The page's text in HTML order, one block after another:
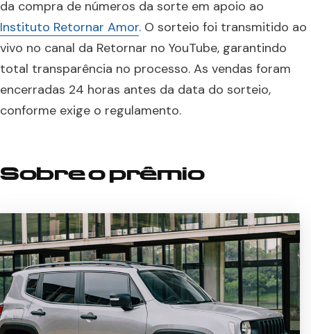
da compra de números da sorte em apoio ao
Instituto Retornar Amor. O sorteio foi transmitido ao
vivo no canal da Retornar no YouTube, garantindo
total transparência no processo. As vendas foram
encerradas 24 horas antes da data do sorteio,
conforme exige o regulamento.
Sobre o prêmio